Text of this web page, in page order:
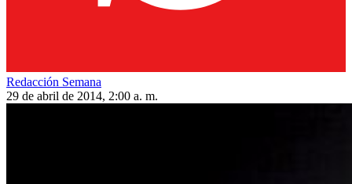
Redacción Semana
29 de abril de 2014, 2:00 a. m.